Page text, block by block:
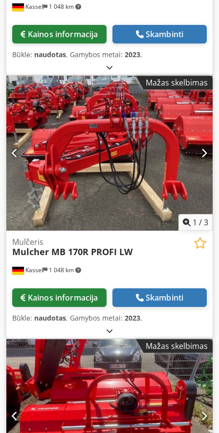
Kassel 1 048 km
Kainos informacija Skambinti
Būklė: naudotas, Gamybos metai: 2023,
Mažas skelbimas
1 /3
Kassel 1 048 km
Mulčeris
Mulcher MB 170R PROFI LW
Kainos informacija Skambinti
Būklė: naudotas, Gamybos metai: 2023,
Mažas skelbimas